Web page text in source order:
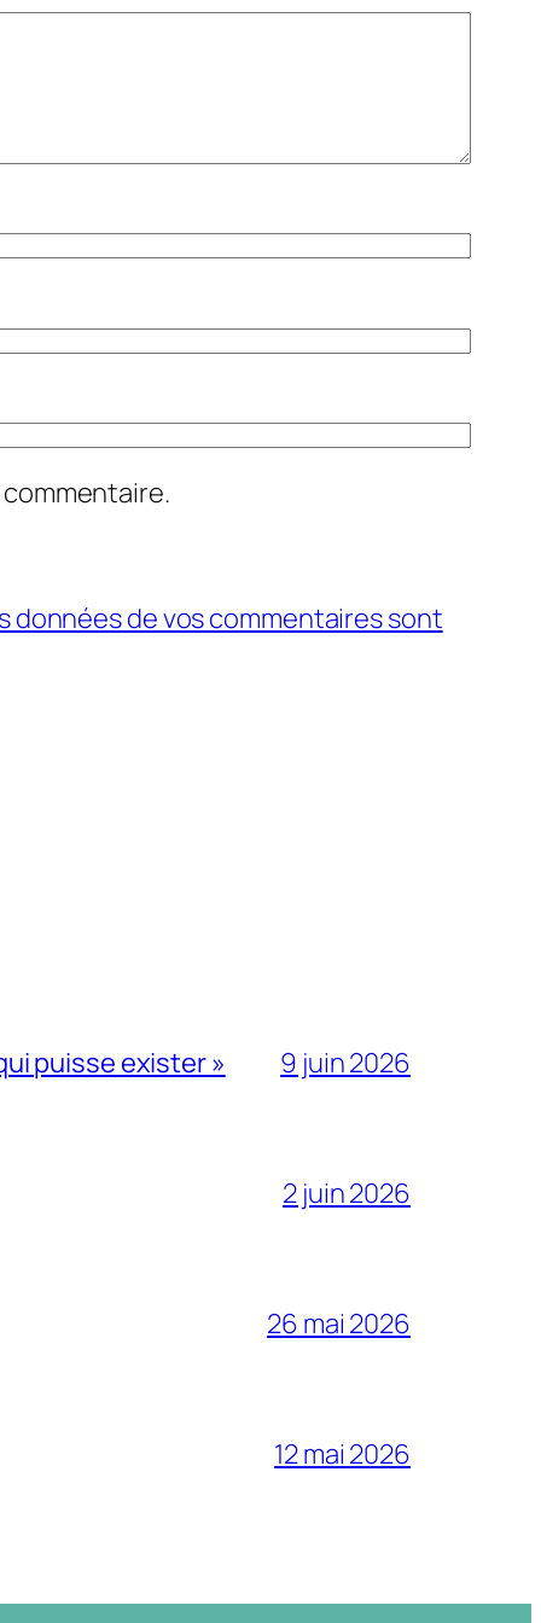
données de vos commentaires sont
puisse exister » 9 juin 2026
2 juin 2026
26 mai 2026
12 mai 2026